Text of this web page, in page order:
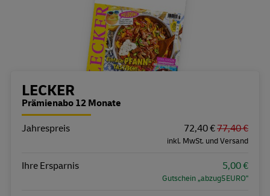
Bestellübersicht
LECKER
Prämienabo 12 Monate
Eigenschaft
Jahrespreis 72,40 €77,40 €
inkl. MwSt. und Versand
Ihre Ersparnis 5,00 €
Gutschein „abzug5EURO"